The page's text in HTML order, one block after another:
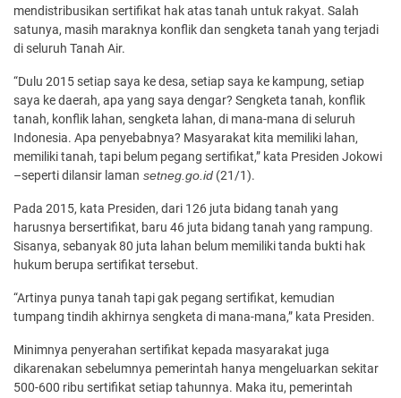
mendistribusikan sertifikat hak atas tanah untuk rakyat. Salah
satunya, masih maraknya konflik dan sengketa tanah yang terjadi
di seluruh Tanah Air.
“Dulu 2015 setiap saya ke desa, setiap saya ke kampung, setiap
saya ke daerah, apa yang saya dengar? Sengketa tanah, konflik
tanah, konflik lahan, sengketa lahan, di mana-mana di seluruh
Indonesia. Apa penyebabnya? Masyarakat kita memiliki lahan,
memiliki tanah, tapi belum pegang sertifikat,” kata Presiden Jokowi
–seperti dilansir laman setneg.go.id (21/1).
Pada 2015, kata Presiden, dari 126 juta bidang tanah yang
harusnya bersertifikat, baru 46 juta bidang tanah yang rampung.
Sisanya, sebanyak 80 juta lahan belum memiliki tanda bukti hak
hukum berupa sertifikat tersebut.
“Artinya punya tanah tapi gak pegang sertifikat, kemudian
tumpang tindih akhirnya sengketa di mana-mana,” kata Presiden.
Minimnya penyerahan sertifikat kepada masyarakat juga
dikarenakan sebelumnya pemerintah hanya mengeluarkan sekitar
500-600 ribu sertifikat setiap tahunnya. Maka itu, pemerintah